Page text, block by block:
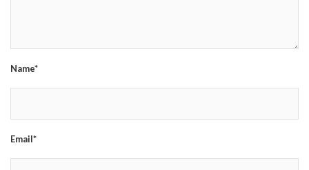
Name*
Email*